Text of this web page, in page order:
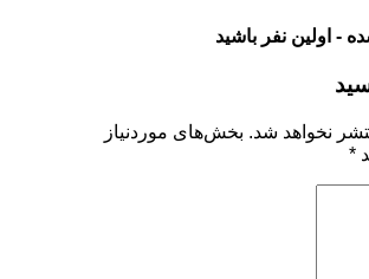
- اولین نفر باشید
نخواهد شد. بخش‌های موردنیاز
*